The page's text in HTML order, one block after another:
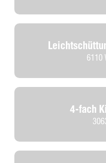
6110
4-fach